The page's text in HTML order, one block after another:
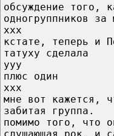
обсуждение того,
одногруппников
xxx
кстате, теперь и
татуху сделала
yyy
плюс один
xxx
мне вот кажется,
забитая группа.
помимо того, что
слушающая рок. и